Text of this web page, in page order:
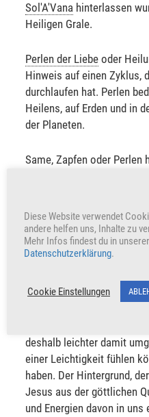
Sol'A'Vana hinterlassen
Heiligen Grale.
Perlen der Liebe oder
Hinweis auf einen Zyklus,
durchlaufen hat. Perlen
Heilens, auf Erden und in
der Planeten.
Same, Zapfen oder
energetisch schwer
in die Dualitätzu bringen,
vorbereitend etwas dafür
etwas mit dabei, dass wir
deshalb leichter damit
einer Leichtigkeit fühlen
haben. Der Hintergrund,
Jesus aus der göttlichen
und Energien davon in
Diese Website verwendet
andere helfen uns, Inhalte zu
Mehr Infos findest du in unserer
Datenschutzerklärung.
Cookie Einstellungen